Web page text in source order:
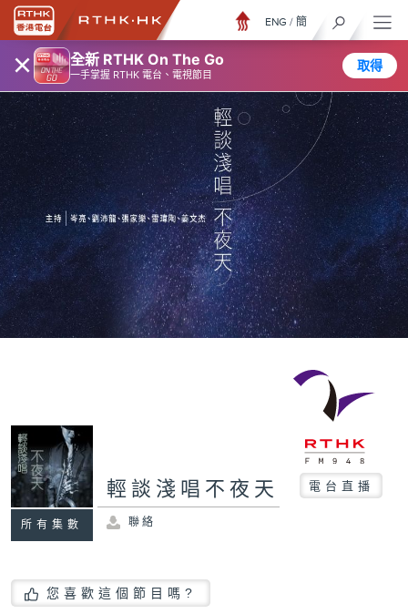
× 全新 RTHK On The Go
一手掌握 RTHK 電台、電視節目
取得
ENG / 簡
所有集數
輕談淺唱不夜天 電台直播
聯絡
您喜歡這個節目嗎?